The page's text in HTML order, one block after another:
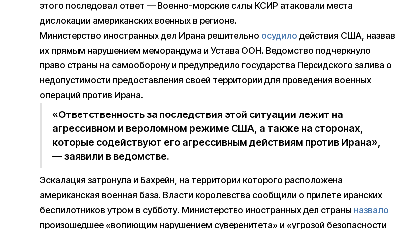
этого последовал ответ — Военно-морские силы КСИР атаковали места
дислокации американских военных в регионе.
Министерство иностранных дел Ирана решительно осудило действия США, назвав
их прямым нарушением меморандума и Устава ООН. Ведомство подчеркнуло
право страны на самооборону и предупредило государства Персидского залива о
недопустимости предоставления своей территории для проведения военных
операций против Ирана.
«Ответственность за последствия этой ситуации лежит на
агрессивном и вероломном режиме США, а также на сторонах,
которые содействуют его агрессивным действиям против Ирана»,
— заявили в ведомстве.
Эскалация затронула и Бахрейн, на территории которого расположена
американская военная база. Власти королевства сообщили о прилете иранских
беспилотников утром в субботу. Министерство иностранных дел страны назвало
произошедшее «вопиющим нарушением суверенитета» и «угрозой безопасности